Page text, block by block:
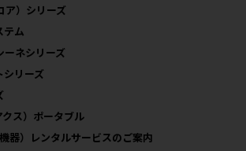
ア）シリーズ
テム
ーネシリーズ
シリーズ
ス）ポータブル
器）レンタルサービスのご案内